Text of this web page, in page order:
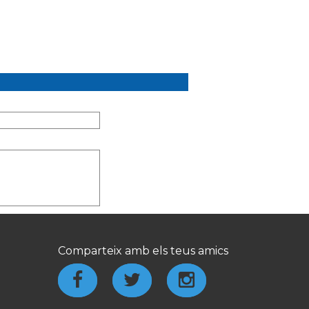
Comparteix amb els teus amics